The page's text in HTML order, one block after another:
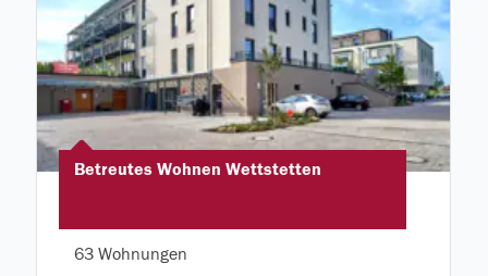
Betreutes Wohnen Wettstetten
63 Wohnungen